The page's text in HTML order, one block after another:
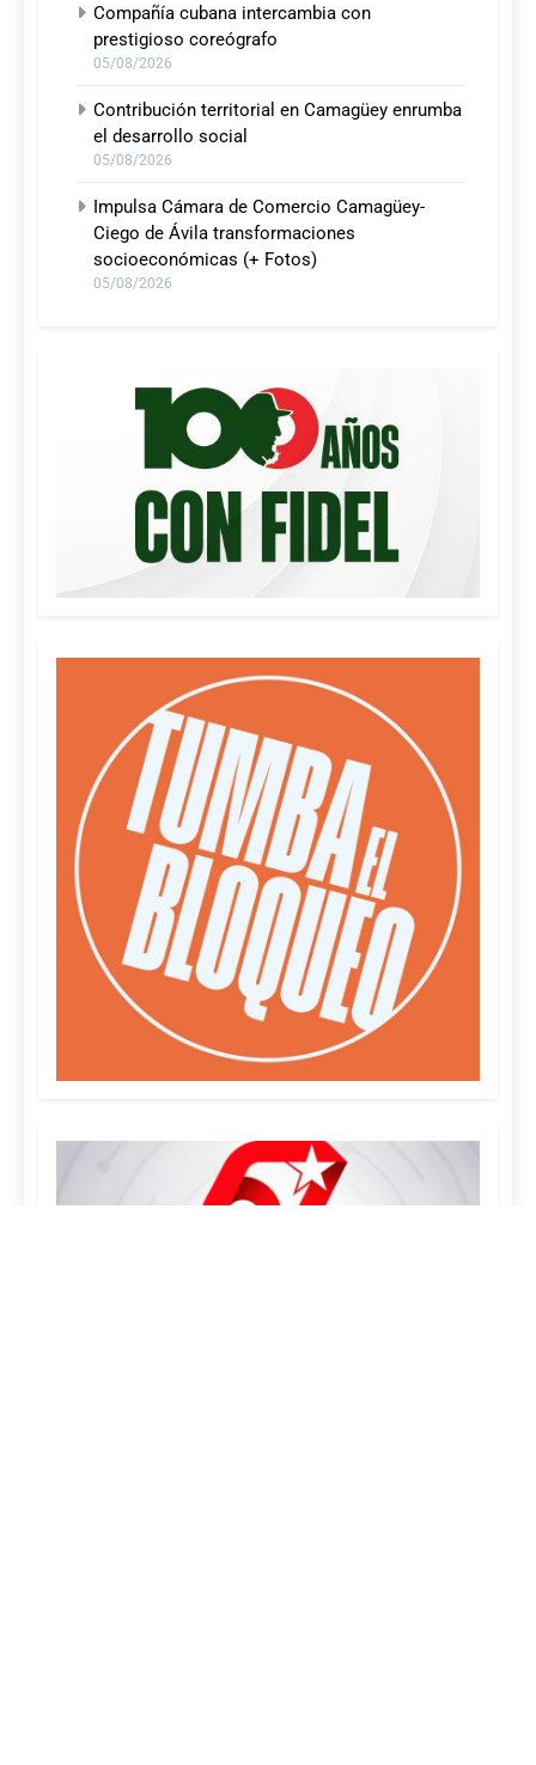
Compañía cubana intercambia con
prestigioso coreógrafo
05/08/2026
Contribución territorial en Camagüey enrumba
el desarrollo social
05/08/2026
Impulsa Cámara de Comercio Camagüey-
Ciego de Ávila transformaciones
socioeconómicas (+ Fotos)
05/08/2026